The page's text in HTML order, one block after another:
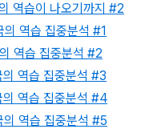
역습이 나오기까지 #2
역습 집중분석 #1
역습 집중분석 #2
역습 집중분석 #3
역습 집중분석 #4
역습 집중분석 #5